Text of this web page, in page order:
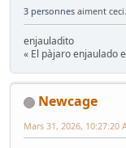
3 personnes aiment ceci.
enjauladito
« El pàjaro enjaulado
Newcage
Mars 31, 2026, 10:27:20